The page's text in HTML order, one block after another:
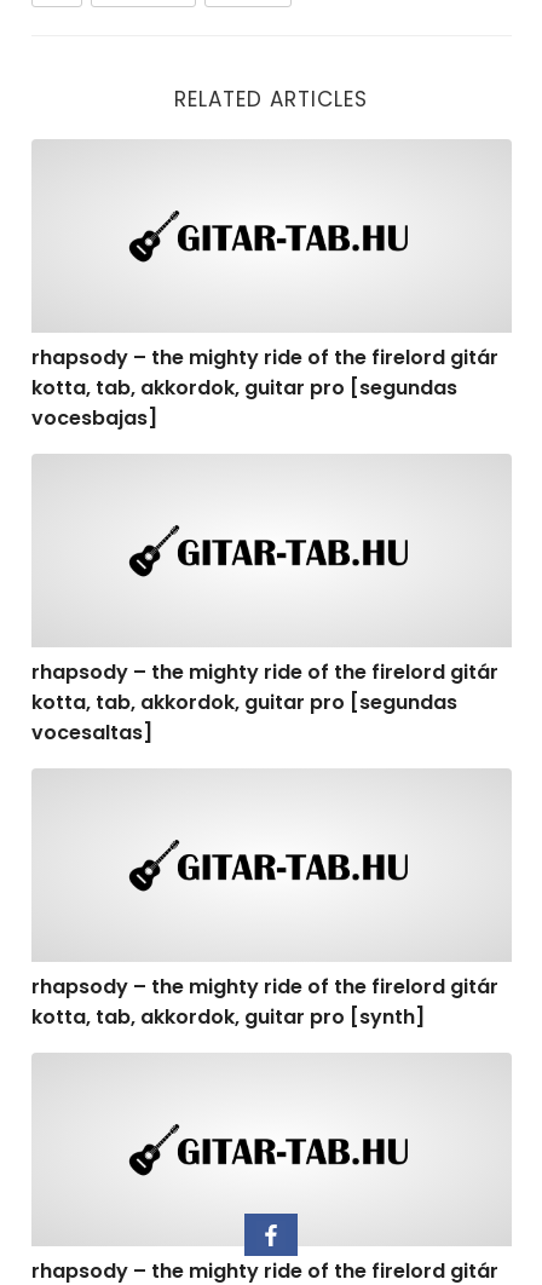
RELATED ARTICLES
rhapsody – the mighty ride of the firelord gitár
kotta, tab, akkordok, guitar pro [segundas
vocesbajas]
rhapsody – the mighty ride of the firelord gitár
kotta, tab, akkordok, guitar pro [segundas
vocesaltas]
rhapsody – the mighty ride of the firelord gitár
kotta, tab, akkordok, guitar pro [synth]
rhapsody – the mighty ride of the firelord gitár